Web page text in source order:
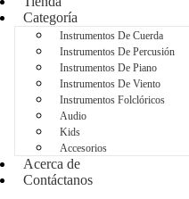
Categoría
Instrumentos De Cuerda
Instrumentos De Percusión
Instrumentos De Piano
Instrumentos De Viento
Instrumentos Folclóricos
Audio
Kids
Accesorios
Acerca de
Contáctanos